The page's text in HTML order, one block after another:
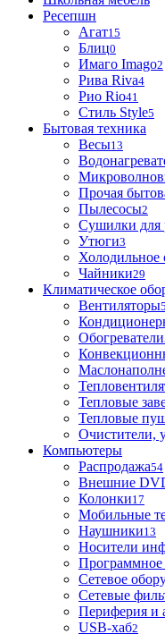
Ресепшн
Агат15
Блиц0
Имаго Imago2
Рива Riva4
Рио Rio41
Стиль Style5
Бытовая техника
Весы13
Прочая
Пылесосы2
Сушилки для
Утюги3
Холодильное
Чайники29
Климатическое
Вентиляторы5
Обогреватели
Тепловые
Тепловые
Очистители,
Компьютеры
Распродажа54
Внешние
Колонки17
Мобильные
Наушники13
Носители
Программное
Сетевое
Сетевые
Периферия и
USB-хаб2